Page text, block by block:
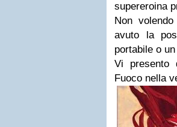
supereroina
Non
avuto la
portabile o
Vi presento
Fuoco nella